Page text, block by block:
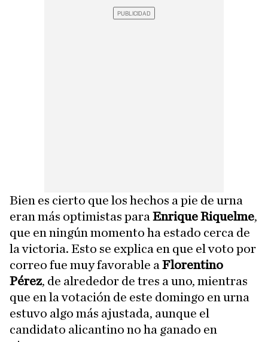
Bien es cierto que los hechos a pie de urna
eran más optimistas para Enrique Riquelme,
que en ningún momento ha estado cerca de
la victoria. Esto se explica en que el voto por
correo fue muy favorable a Florentino
Pérez, de alrededor de tres a uno, mientras
que en la votación de este domingo en urna
estuvo algo más ajustada, aunque el
candidato alicantino no ha ganado en